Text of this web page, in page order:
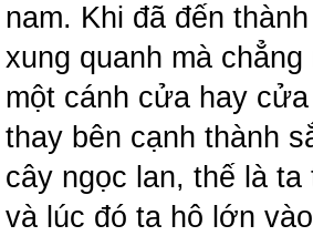
nam. Khi đã đến
xung quanh mà
một cánh cửa hay
thay bên cạnh thành
cây ngọc lan, thế là ta
và lúc đó ta hô lớn